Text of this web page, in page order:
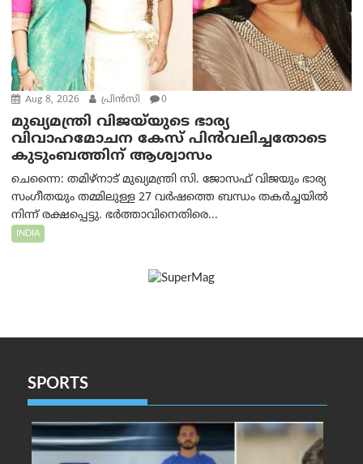
Aug 8, 2026 പ്രിന്‍സി 0
മുഖ്യമന്ത്രി വിജയ്‌യുടെ ഭാര്യ
വിവാഹമോചന കേസ് പിൻവലിച്ചതോടെ
കുടുംബത്തിന് ആശ്വാസം
ചെന്നൈ: തമിഴ്‌നാട് മുഖ്യമന്ത്രി സി. ജോസഫ് വിജയും ഭാര്യ
സംഗീതയും തമ്മിലുള്ള 27 വർഷത്തെ ബന്ധം തകർച്ചയിൽ
നിന്ന് രക്ഷപ്പെട്ടു. ഭർത്താവിനെതിരെ...
INDIA
SPORTS